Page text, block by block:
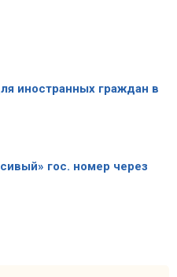
иностранных граждан в
гос. номер через